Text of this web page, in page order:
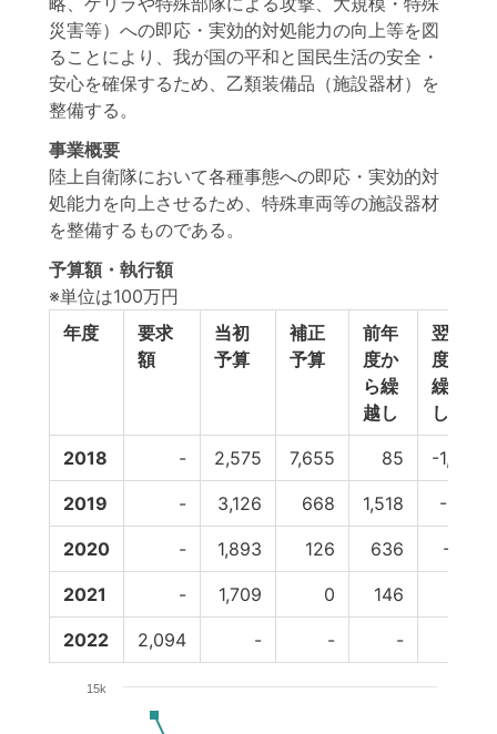
災害等）への即応・実効的対処能力の向上等を図
ることにより、我が国の平和と国民生活の安全・
安心を確保するため、乙類装備品（施設器材）を
整備する。
事業概要
陸上自衛隊において各種事態への即応・実効的対
処能力を向上させるため、特殊車両等の施設器材
を整備するものである。
予算額・執行額
※単位は100万円
年度
要求
額
当初
予算
補正
予算
前年
度か
ら繰
越し
翌年
度へ
繰越
し
2018 - 2,575 7,655 85 -1,518
2019 - 3,126 668 1,518 -636
2020 - 1,893 126 636 -146
2021 - 1,709 0 146
2022 2,094 - - -
15k